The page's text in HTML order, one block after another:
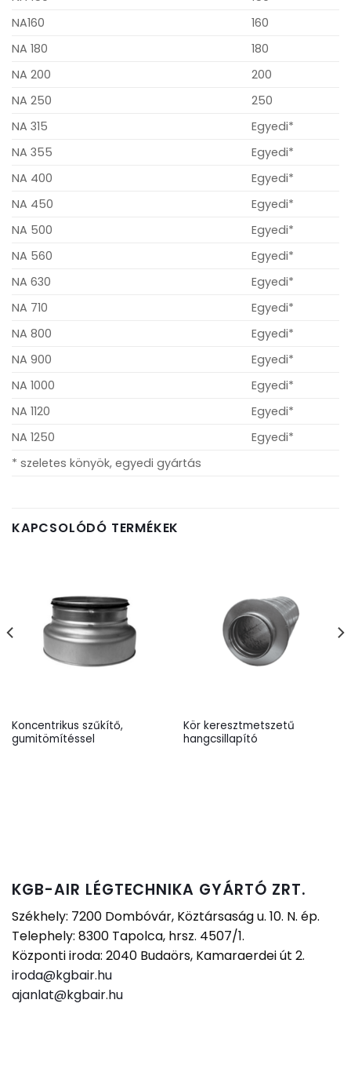
NA160
160
NA 180
180
NA 200
200
NA 250
250
NA 315
Egyedi*
NA 355
Egyedi*
NA 400
Egyedi*
NA 450
Egyedi*
NA 500
Egyedi*
NA 560
Egyedi*
NA 630
Egyedi*
NA 710
Egyedi*
NA 800
Egyedi*
NA 900
Egyedi*
NA 1000
Egyedi*
NA 1120
Egyedi*
NA 1250
Egyedi*
* szeletes könyök, egyedi gyártás
KAPCSOLÓDÓ TERMÉKEK
Koncentrikus szűkítő,
gumitömítéssel
Kör keresztmetszetű
hangcsillapító
KGB-AIR LÉGTECHNIKA GYÁRTÓ ZRT.
Székhely: 7200 Dombóvár, Köztársaság u. 10. N. ép.
Telephely: 8300 Tapolca, hrsz. 4507/1.
Központi iroda: 2040 Budaörs, Kamaraerdei út 2.
iroda@kgbair.hu
ajanlat@kgbair.hu